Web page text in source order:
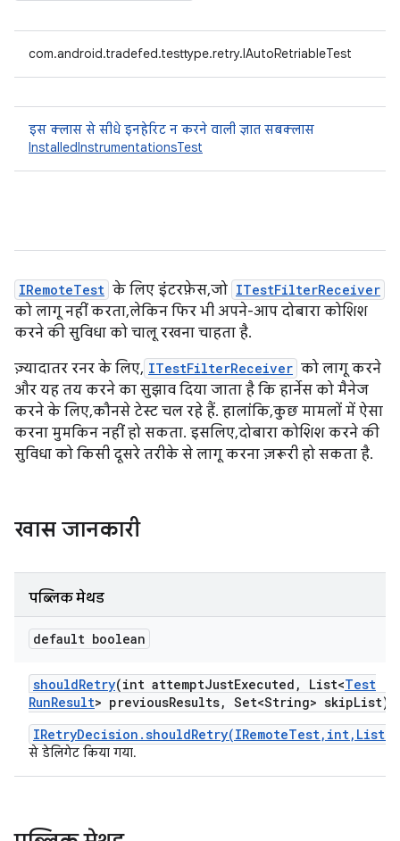
com.android.tradefed.testtype.retry.IAutoRetriableTest
इस क्लास से सीधे इनहेरिट न करने वाली ज्ञात सबक्लास
InstalledInstrumentationsTest
IRemoteTest के लिए इंटरफ़ेस, जो ITestFilterReceiver
को लागू नहीं करता, लेकिन फिर भी अपने-आप दोबारा कोशिश
करने की सुविधा को चालू रखना चाहता है.
ज़्यादातर रनर के लिए, ITestFilterReceiver को लागू करने
और यह तय करने का सुझाव दिया जाता है कि हार्नेस को मैनेज
करने के लिए, कौनसे टेस्ट चल रहे हैं. हालांकि, कुछ मामलों में ऐसा
करना मुमकिन नहीं हो सकता. इसलिए, दोबारा कोशिश करने की
सुविधा को किसी दूसरे तरीके से लागू करना ज़रूरी हो सकता है.
खास जानकारी
पब्लिक मेथड
default boolean
shouldRetry(int attemptJustExecuted , List<Test
RunResult> previousResults, Set<String> skipList)
IRetryDecision.shouldRetry(IRemoteTest,int,List)
से डेलिगेट किया गया.